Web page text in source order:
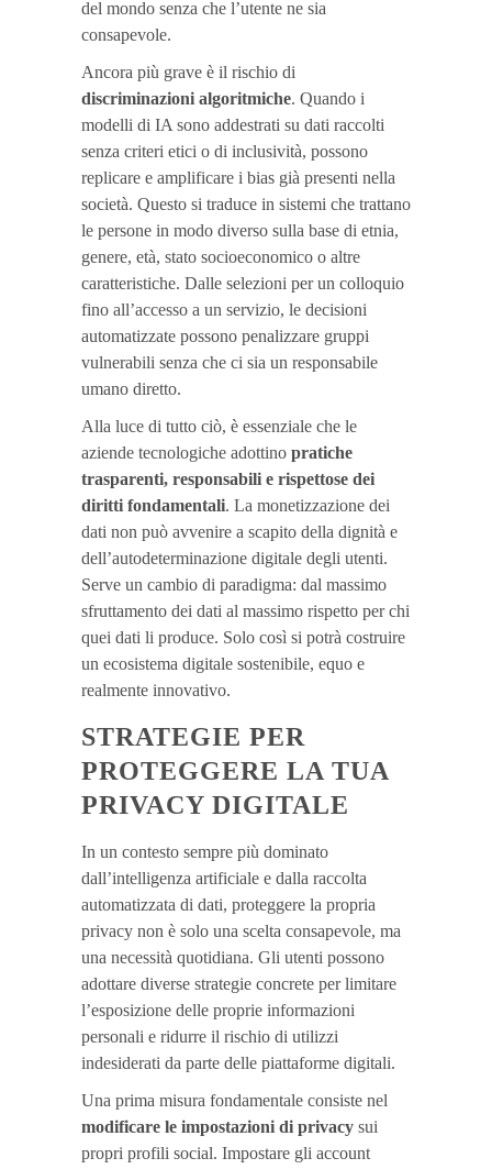
del mondo senza che l’utente ne sia
consapevole.
Ancora più grave è il rischio di
discriminazioni algoritmiche. Quando i
modelli di IA sono addestrati su dati raccolti
senza criteri etici o di inclusività, possono
replicare e amplificare i bias già presenti nella
società. Questo si traduce in sistemi che trattano
le persone in modo diverso sulla base di etnia,
genere, età, stato socioeconomico o altre
caratteristiche. Dalle selezioni per un colloquio
fino all’accesso a un servizio, le decisioni
automatizzate possono penalizzare gruppi
vulnerabili senza che ci sia un responsabile
umano diretto.
Alla luce di tutto ciò, è essenziale che le
aziende tecnologiche adottino pratiche
trasparenti, responsabili e rispettose dei
diritti fondamentali. La monetizzazione dei
dati non può avvenire a scapito della dignità e
dell’autodeterminazione digitale degli utenti.
Serve un cambio di paradigma: dal massimo
sfruttamento dei dati al massimo rispetto per chi
quei dati li produce. Solo così si potrà costruire
un ecosistema digitale sostenibile, equo e
realmente innovativo.
STRATEGIE PER
PROTEGGERE LA TUA
PRIVACY DIGITALE
In un contesto sempre più dominato
dall’intelligenza artificiale e dalla raccolta
automatizzata di dati, proteggere la propria
privacy non è solo una scelta consapevole, ma
una necessità quotidiana. Gli utenti possono
adottare diverse strategie concrete per limitare
l’esposizione delle proprie informazioni
personali e ridurre il rischio di utilizzi
indesiderati da parte delle piattaforme digitali.
Una prima misura fondamentale consiste nel
modificare le impostazioni di privacy sui
propri profili social. Impostare gli account